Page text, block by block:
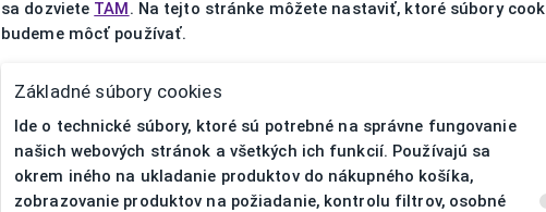
sa dozviete TAM. Na tejto stránke môžete nastaviť, ktoré súbory
budeme môcť používať.
Základné súbory cookies
Ide o technické súbory, ktoré sú potrebné na správne fungovanie
našich webových stránok a všetkých ich funkcií. Používajú sa
okrem iného na ukladanie produktov do nákupného košíka,
zobrazovanie produktov na požiadanie, kontrolu filtrov, osobné